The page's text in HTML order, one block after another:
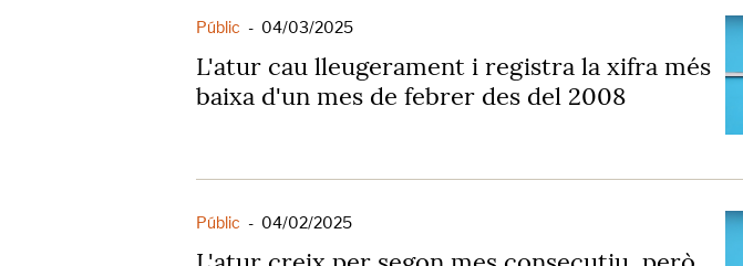
Públic - 04/03/2025
L'atur cau lleugerament i registra la xifra més
baixa d'un mes de febrer des del 2008
Públic - 04/02/2025